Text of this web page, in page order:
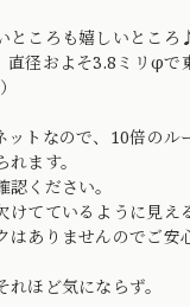
ところも嬉しいところ
直径およそ3.8ミリφ
ットなので、10倍のル
ます。
ください。
けてているように見
はありませんのでご安
ほど気にならず。